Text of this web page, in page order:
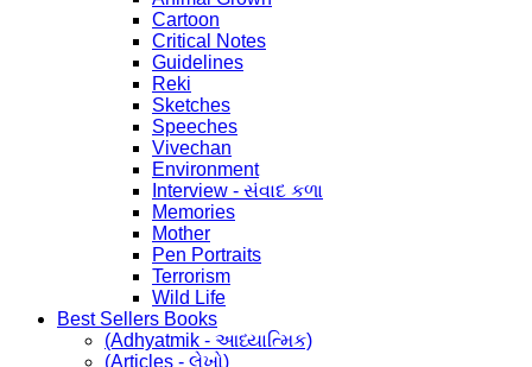
Cartoon
Critical Notes
Guidelines
Reki
Sketches
Speeches
Vivechan
Environment
Interview - સંવાદ કળા
Memories
Mother
Pen Portraits
Terrorism
Wild Life
Best Sellers Books
(Adhyatmik - આધ્યાત્મિક)
(Articles - લેખો)